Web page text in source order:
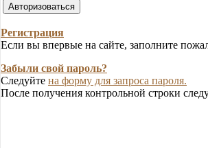
Регистрация
Если вы впервые на сайте, заполните
Забыли свой пароль?
Следуйте на форму для запроса пароля.
После получения контрольной строки